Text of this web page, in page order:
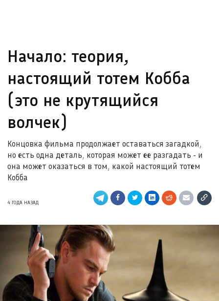
Начало: теория,
настоящий тотем Кобба
(это не крутящийся
волчек)
Концовка фильма продолжает оставаться загадкой,
но есть одна деталь, которая может ее разгадать - и
она может оказаться в том, какой настоящий тотем
Кобба
4 ГОДА НАЗАД